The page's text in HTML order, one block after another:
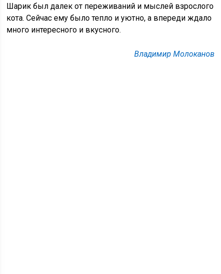
Шарик был далек от переживаний и мыслей взрослого
кота. Сейчас ему было тепло и уютно, а впереди ждало
много интересного и вкусного.
Владимир Молоканов